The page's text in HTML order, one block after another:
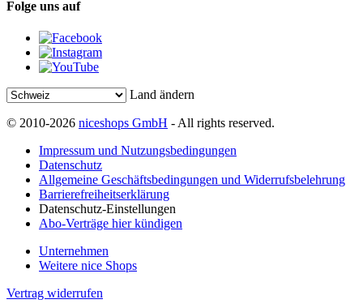
Folge uns auf
Land ändern
© 2010-2026 niceshops GmbH - All rights reserved.
Impressum und Nutzungsbedingungen
Datenschutz
Allgemeine Geschäftsbedingungen und Widerrufsbelehrung
Barrierefreiheitserklärung
Datenschutz-Einstellungen
Abo-Verträge hier kündigen
Unternehmen
Weitere nice Shops
Vertrag widerrufen